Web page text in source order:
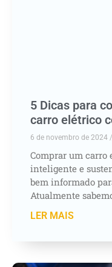
5 Dicas para
carro elétrico
6 de novembro de 2024
Comprar um carro
inteligente e
bem informado
Atualmente
LER MAIS